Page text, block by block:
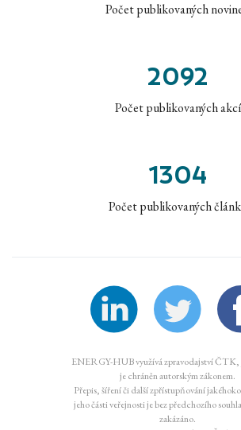
Počet publikovaných
2092
Počet publikovaných akcí
1304
Počet publikovaných
ENERGY-HUB využívá zpravodajství ČTK,
je chráněn autorským zákonem.
Přepis, šíření či další zpřístupňování
jeho části veřejnosti je bez předchozího
zakázáno.